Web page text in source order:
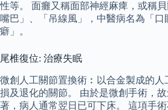
性等。 面癱又稱面部神經麻痺，或稱
嘴巴」、「吊線風」，中醫病名為「口
癖」。
尾椎復位: 治療失眠
微創人工關節置換術︰以合金製成的
損及退化的關節。 由於是微創手術，
著，病人通常翌日已可下床。 這項手